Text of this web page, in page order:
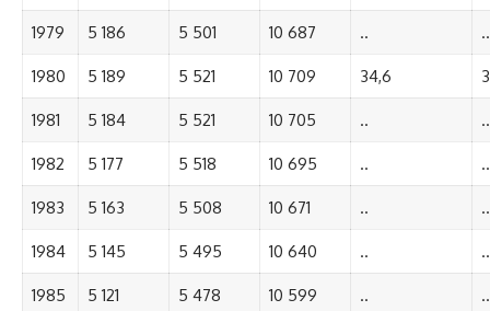
1979 5 186 5 501 10 687 .. ..
1980 5 189 5 521 10 709 34,6
1981 5 184 5 521 10 705 .. ..
1982 5 177 5 518 10 695 .. ..
1983 5 163 5 508 10 671 .. ..
1984 5 145 5 495 10 640 .. ..
1985 5 121 5 478 10 599 .. ..